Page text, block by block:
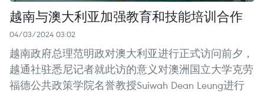
越南与澳大利亚加强教育和技能培训合作
04/03/2024 03:02
越南政府总理范明政对澳大利亚进行正式访问前夕，
越通社驻悉尼记者就此访的意义对澳洲国立大学克劳
福德公共政策学院名誉教授Suiwah Dean Leung进行